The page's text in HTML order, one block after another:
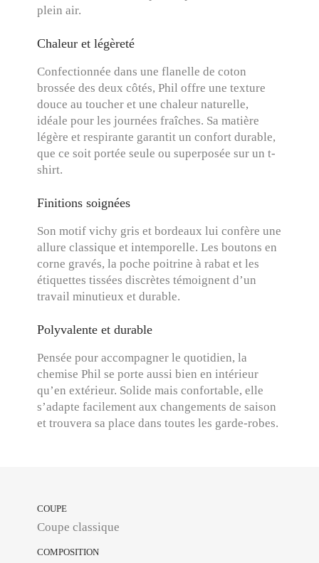
plein air.
Chaleur et légèreté
Confectionnée dans une flanelle de coton
brossée des deux côtés, Phil offre une texture
douce au toucher et une chaleur naturelle,
idéale pour les journées fraîches. Sa matière
légère et respirante garantit un confort durable,
que ce soit portée seule ou superposée sur un t-
shirt.
Finitions soignées
Son motif vichy gris et bordeaux lui confère une
allure classique et intemporelle. Les boutons en
corne gravés, la poche poitrine à rabat et les
étiquettes tissées discrètes témoignent d’un
travail minutieux et durable.
Polyvalente et durable
Pensée pour accompagner le quotidien, la
chemise Phil se porte aussi bien en intérieur
qu’en extérieur. Solide mais confortable, elle
s’adapte facilement aux changements de saison
et trouvera sa place dans toutes les garde-robes.
COUPE
Coupe classique
COMPOSITION